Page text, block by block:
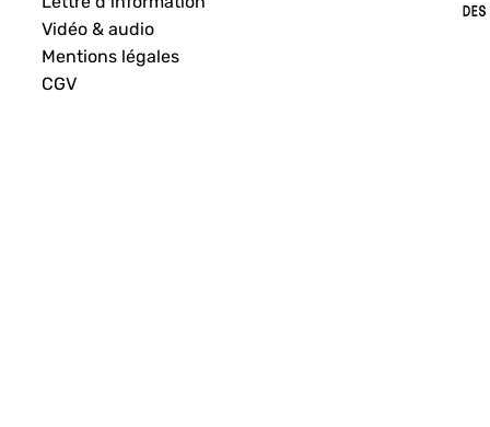
Vidéo & audio
Mentions légales
CGV